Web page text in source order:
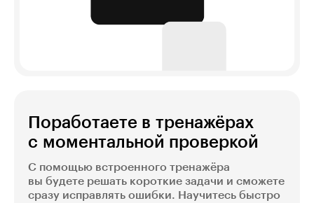
Поработаете в тренажёрах
с моментальной проверкой
С помощью встроенного тренажёра
вы будете решать короткие задачи и сможете
сразу исправлять ошибки. Научитесь быстро